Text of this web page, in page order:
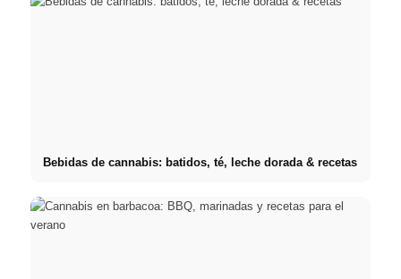
Bebidas de cannabis: batidos, té, leche dorada & recetas